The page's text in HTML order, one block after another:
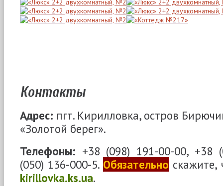
Контакты
Адрес: пгт. Кирилловка, остров
«Золотой берег».
Телефоны: +38 (098) 191-00-00, +38
(050) 136-000-5. Обязательно скажите,
kirillovka.ks.ua.